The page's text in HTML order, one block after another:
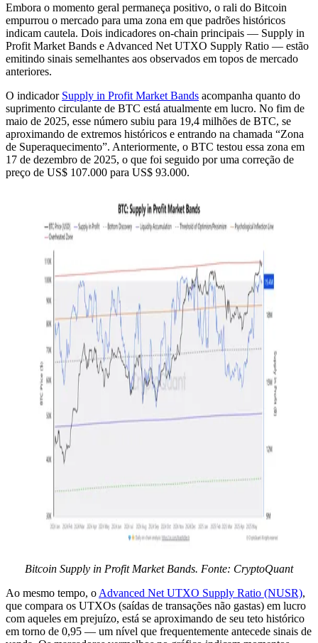
Embora o momento geral permaneça positivo, o rali do Bitcoin
empurrou o mercado para uma zona em que padrões históricos
indicam cautela. Dois indicadores on-chain principais — Supply in
Profit Market Bands e Advanced Net UTXO Supply Ratio — estão
emitindo sinais semelhantes aos observados em topos de mercado
anteriores.
O indicador Supply in Profit Market Bands acompanha quanto do
suprimento circulante de BTC está atualmente em lucro. No fim de
maio de 2025, esse número subiu para 19,4 milhões de BTC, se
aproximando de extremos históricos e entrando na chamada “Zona
de Superaquecimento”. Anteriormente, o BTC testou essa zona em
17 de dezembro de 2025, o que foi seguido por uma correção de
preço de US$ 107.000 para US$ 93.000.
Bitcoin Supply in Profit Market Bands. Fonte: CryptoQuant
Ao mesmo tempo, o Advanced Net UTXO Supply Ratio (NUSR),
que compara os UTXOs (saídas de transações não gastas) em lucro
com aqueles em prejuízo, está se aproximando de seu teto histórico
em torno de 0,95 — um nível que frequentemente antecede sinais de